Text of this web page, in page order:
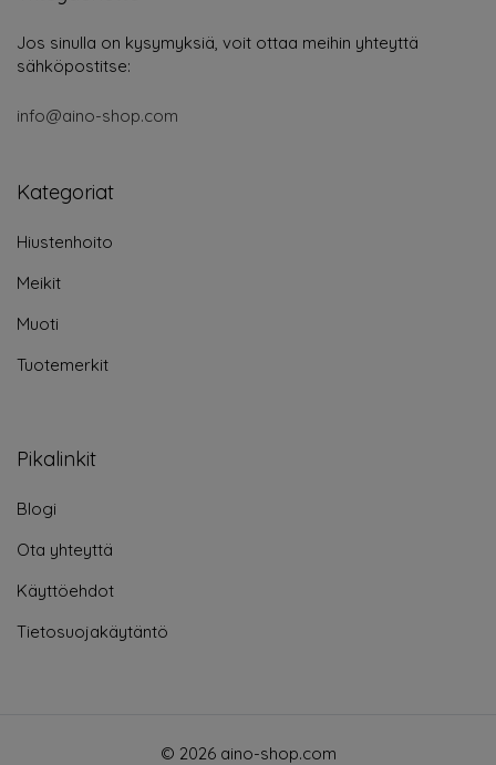
Jos sinulla on kysymyksiä, voit ottaa meihin yhteyttä
sähköpostitse:
info@aino-shop.com
Kategoriat
Hiustenhoito
Meikit
Muoti
Tuotemerkit
Pikalinkit
Blogi
Ota yhteyttä
Käyttöehdot
Tietosuojakäytäntö
© 2026 aino-shop.com